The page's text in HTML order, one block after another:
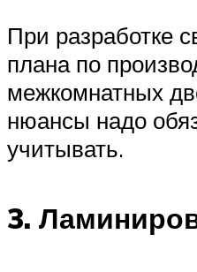
При разработке
плана по
межкомнатных
нюансы надо
учитывать.
3.